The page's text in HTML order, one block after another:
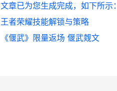
文章已为您生成完成，如下所示：
王者荣耀技能解锁与策略
《偃武》限量返场 偃武觌文